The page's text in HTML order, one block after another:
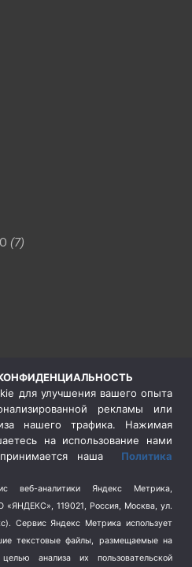
(7)
(404)
для улучшения вашего опыта
рекламы или
нашего трафика. Нажимая
на использование нами
наша Политика
веб-аналитики Яндекс Метрика,
«ЯНДЕКС», 119021, Россия, Москва, ул.
Сервис Яндекс Метрика использует
текстовые файлы, размещаемые на
анализа их пользовательской